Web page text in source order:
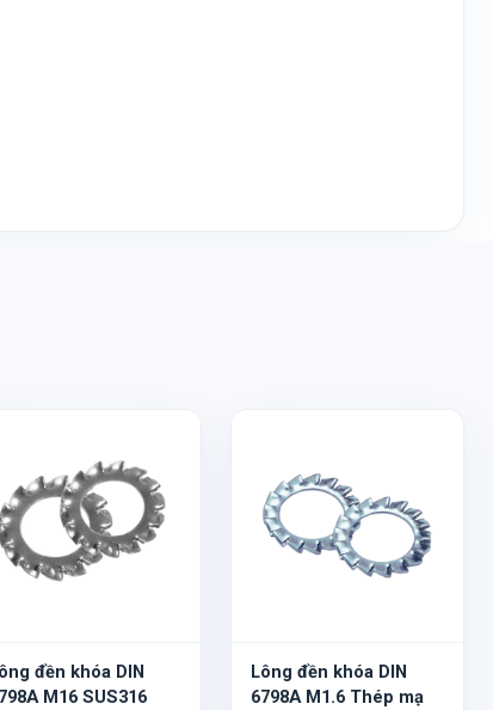
đền khóa DIN
M16 SUS316
Lông đền khóa DIN
6798A M1.6 Thép mạ